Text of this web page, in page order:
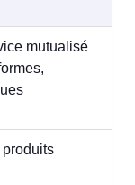
mutualisé
produits